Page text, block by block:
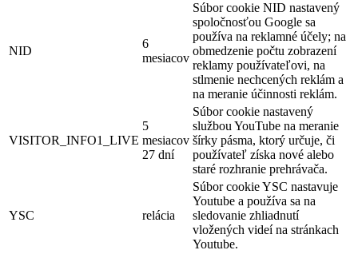
NID
6
mesiacov
Súbor cookie NID nastavený
spoločnosťou Google sa
používa na reklamné účely; na
obmedzenie počtu zobrazení
reklamy používateľovi, na
stlmenie nechcených reklám a
na meranie účinnosti reklám.
VISITOR_INFO1_LIVE
5
mesiacov
27 dní
Súbor cookie nastavený
službou YouTube na meranie
šírky pásma, ktorý určuje, či
používateľ získa nové alebo
staré rozhranie prehrávača.
YSC relácia
Súbor cookie YSC nastavuje
Youtube a používa sa na
sledovanie zhliadnutí
vložených videí na stránkach
Youtube.